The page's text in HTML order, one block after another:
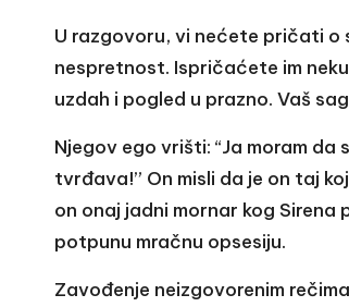
U razgovoru, vi nećete pričati o
nespretnost. Ispričaćete im
uzdah i pogled u prazno. Vaš
Njegov ego vrišti: “Ja moram
tvrđava!” On misli da je on taj
on onaj jadni mornar kog Sirena
potpunu mračnu opsesiju.
Zavođenje neizgovorenim